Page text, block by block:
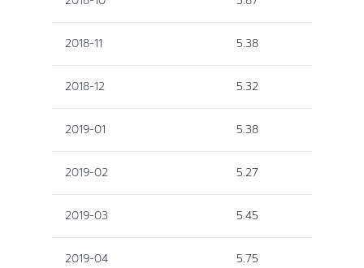
2018-11 5.38
2018-12 5.32
2019-01 5.38
2019-02 5.27
2019-03 5.45
2019-04 5.75